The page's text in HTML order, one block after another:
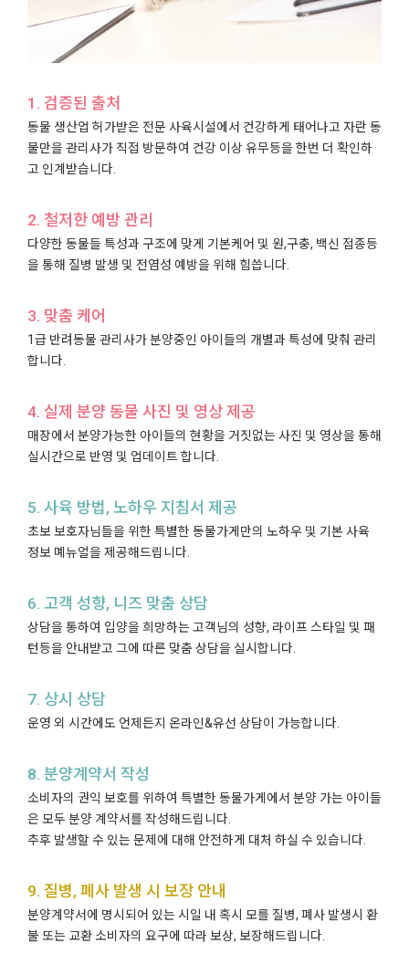
1. 검증된 출처
동물 생산업 허가받은 전문 사육시설에서 건강하게 태어나고 자란 동
물만을 관리사가 직접 방문하여 건강 이상 유무등을 한번 더 확인하
고 인계받습니다.
2. 철저한 예방 관리
다양한 동물들 특성과 구조에 맞게 기본케어 및 원,구충, 백신 접종등
을 통해 질병 발생 및 전염성 예방을 위해 힘씁니다.
3. 맞춤 케어
1급 반려동물 관리사가 분양중인 아이들의 개별과 특성에 맞춰 관리
합니다.
4. 실제 분양 동물 사진 및 영상 제공
매장에서 분양가능한 아이들의 현황을 거짓없는 사진 및 영상을 통해
실시간으로 반영 및 업데이트 합니다.
5. 사육 방법, 노하우 지침서 제공
초보 보호자님들을 위한 특별한 동물가게만의 노하우 및 기본 사육
정보 몌뉴얼을 제공해드립니다.
6. 고객 성향, 니즈 맞춤 상담
상담을 통하여 입양을 희망하는 고객님의 성향, 라이프 스타일 및 패
턴등을 안내받고 그에 따른 맞춤 상담을 실시합니다.
7. 상시 상담
운영 외 시간에도 언제든지 온라인&유선 상담이 가능합니다.
8. 분양계약서 작성
소비자의 권익 보호를 위하여 특별한 동물가게에서 분양 가는 아이들
은 모두 분양 계약서를 작성해드립니다.
추후 발생할 수 있는 문제에 대해 안전하게 대처 하실 수 있습니다.
9. 질병, 폐사 발생 시 보장 안내
분양계약서에 명시되어 있는 시일 내 혹시 모를 질병, 폐사 발생시 환
불 또는 교환 소비자의 요구에 따라 보상, 보장해드립니다.